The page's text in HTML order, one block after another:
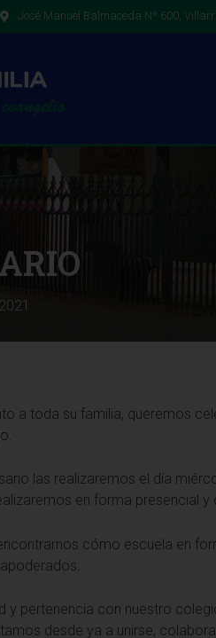
José Manuel Balmaceda Nº 600,
a toda su familia, queremos
las realizaremos el día
en forma presencial y
cómo escuela en
y pertenencia con nuestro
desde ya a unirse,